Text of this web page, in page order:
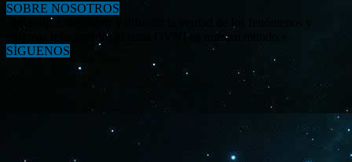
SOBRE NOSOTROS
«Investigar, descubrir y difundir la verdad de los fenómenos y
enigmas relacionados al tema OVNI en nuestro mundo.»
SÍGUENOS